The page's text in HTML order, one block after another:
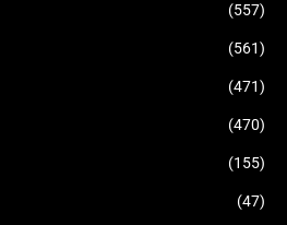
(557)
(561)
(471)
(470)
(155)
(47)